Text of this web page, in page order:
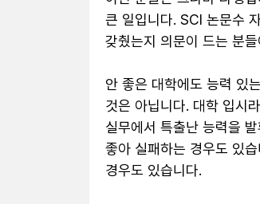
큰 일입니다. SCI 논문수
갖췄는지 의문이 드는 분
안 좋은 대학에도 능력 있
것은 아닙니다. 대학 입시
실무에서 특출난 능력을
좋아 실패하는 경우도 있
경우도 있습니다.